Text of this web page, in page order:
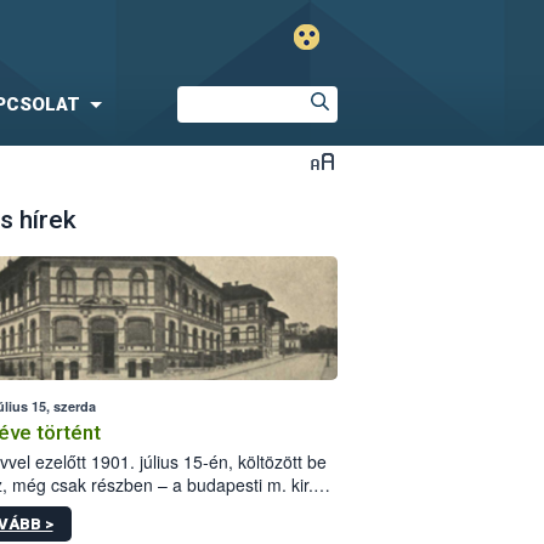
hírek
15, szerda
történt
ezelőtt 1901. július 15-én, költözött be
még csak részben – a budapesti m. kir.
állomás a Kis Rókus utca
alatti, Czigler Győző által tervezett új
>